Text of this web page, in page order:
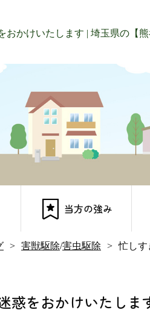
当方の強み
害獣駆除/害虫駆除 忙しす
惑をおかけいたしま